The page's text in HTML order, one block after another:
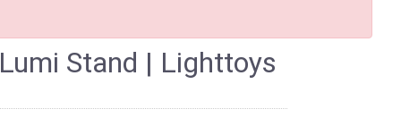
Stand | Lighttoys